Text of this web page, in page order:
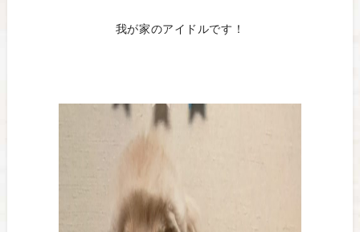
我が家のアイドルです！